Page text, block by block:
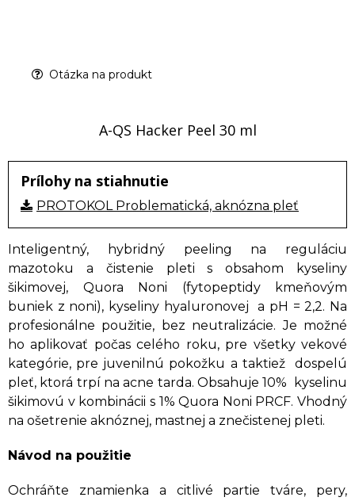
Otázka na produkt
A-QS Hacker Peel 30 ml
Prílohy na stiahnutie
PROTOKOL Problematická, aknózna pleť
Inteligentný, hybridný peeling na reguláciu
mazotoku a čistenie pleti s obsahom kyseliny
šikimovej, Quora Noni (fytopeptidy kmeňovým
buniek z noni), kyseliny hyaluronovej a pH = 2,2. Na
profesionálne použitie, bez neutralizácie. Je možné
ho aplikovať počas celého roku, pre všetky vekové
kategórie, pre juvenilnú pokožku a taktiež dospelú
pleť, ktorá trpí na acne tarda. Obsahuje 10% kyselinu
šikimovú v kombinácii s 1% Quora Noni PRCF. Vhodný
na ošetrenie aknóznej, mastnej a znečistenej pleti.
Návod na použitie
Ochráňte znamienka a citlivé partie tváre, pery,